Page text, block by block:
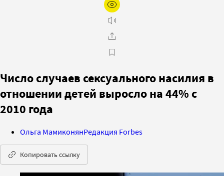
Число случаев сексуального насилия в
отношении детей выросло на 44% с
2010 года
Ольга МамиконянРедакция Forbes
Копировать ссылку